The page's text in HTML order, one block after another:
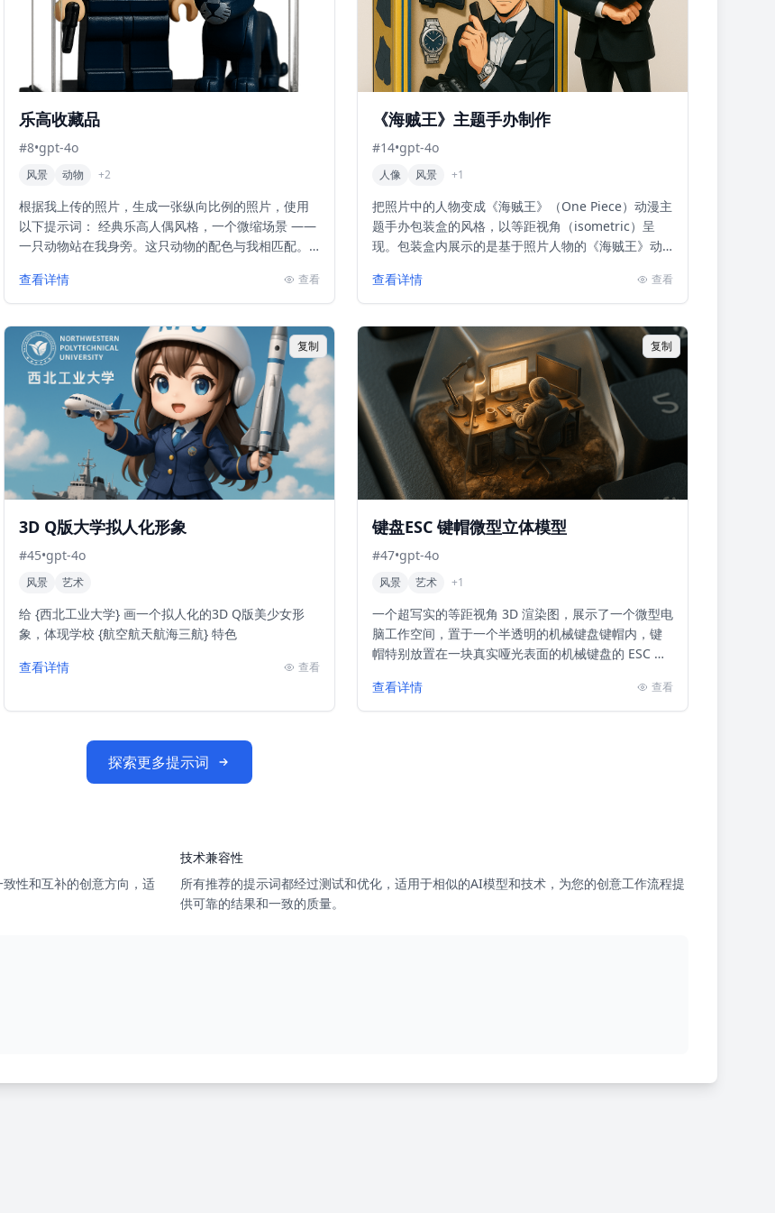
乐高收藏品
#8•gpt-4o
风景 动物 +2
根据我上传的照片，生成一张纵向比例的照片，使用
以下提示词： 经典乐高人偶风格，一个微缩场景 ——
一只动物站在我身旁。这只动物的配色与我相匹配。
何你认为...
查看详情 查看
《海贼王》主题手办制作
#14•gpt-4o
人像 风景 +1
把照片中的人物变成《海贼王》（One Piece）动漫主
题手办包装盒的风格，以等距视角（isometric）呈
现。包装盒内展示的是基于照片人物的《海贼王》动
查看详情 查看
复制
3D Q版大学拟人化形象
#45•gpt-4o
风景 艺术
给 {西北工业大学} 画一个拟人化的3D Q版美少女形
象，体现学校 {航空航天航海三航} 特色
查看详情
查看
复制
键盘ESC 键帽微型立体模型
#47•gpt-4o
风景 艺术 +1
一个超写实的等距视角 3D 渲染图，展示了一个微型电
脑工作空间，置于一个半透明的机械键盘键帽内，键
帽特别放置在一块真实哑光表面的机械键盘的 ESC 键
坐...
查看详情 查看
探索更多提示词
性和互补的创意方向，适
技术兼容性
所有推荐的提示词都经过测试和优化，适用于相似的AI模型和技术，为您的创意工作流程提
供可靠的结果和一致的质量。